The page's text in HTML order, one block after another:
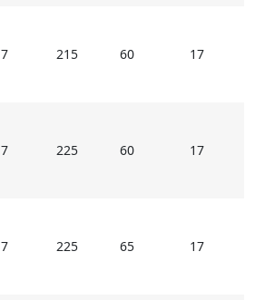
зацепление на различных
в плечевых зонах, где
блоки с удлиненными и
стенками. При боковом
эти они выдвигаются,
кромки, которые работают
мощнейшее боковое и
усилие. Пространство между
215 60 17
225 60 17
225 65 17